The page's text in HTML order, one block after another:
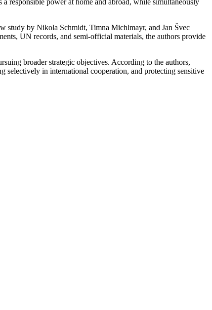
study by Nikola Schmidt, Timna Michlmayr, and Jan Švec
UN records, and semi-official materials, the authors provide
broader strategic objectives. According to the authors,
selectively in international cooperation, and protecting sensitive